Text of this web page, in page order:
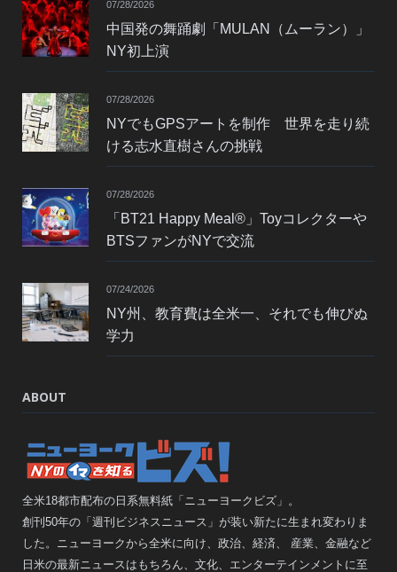
07/28/2026
中国発の舞踊劇「MULAN（ムーラン）」
NY初上演
07/28/2026
NYでもGPSアートを制作 世界を走り続
ける志水直樹さんの挑戦
07/28/2026
「BT21 Happy Meal®」Toyコレクターや
BTSファンがNYで交流
07/24/2026
NY州、教育費は全米一、それでも伸びぬ
学力
ABOUT
全米18都市配布の日系無料紙「ニューヨークビズ」。
創刊50年の「週刊ビジネスニュース」が装い新たに生まれ変わりま
した。ニューヨークから全米に向け、政治、経済、 産業、金融など
日米の最新ニュースはもちろん、文化、エンターテインメントに至